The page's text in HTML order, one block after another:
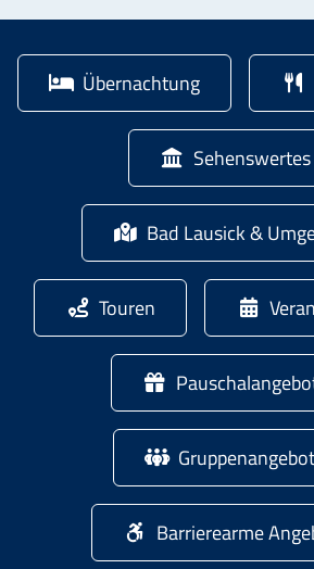
Übernachtung
Sehenswertes
Bad Lausick &
Touren
Barrierearme